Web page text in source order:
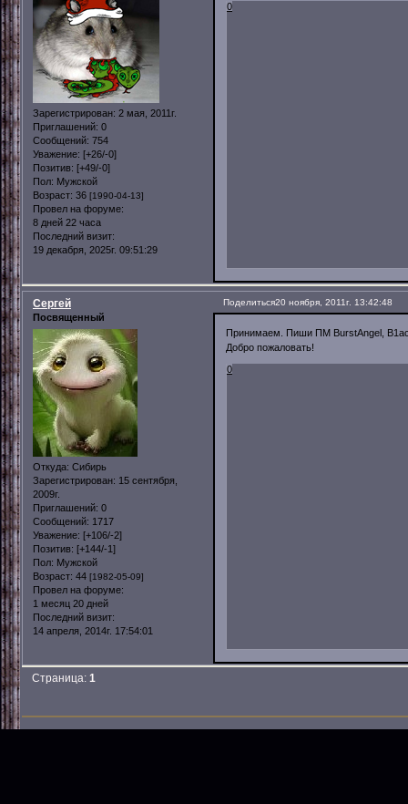
Зарегистрирован: 2 мая, 2011г.
Приглашений: 0
Сообщений: 754
Уважение: [+26/-0]
Позитив: [+49/-0]
Пол: Мужской
Возраст: 36 [1990-04-13]
Провел на форуме:
8 дней 22 часа
Последний визит:
19 декабря, 2025г. 09:51:29
0
Поделиться20 ноября, 2011г. 13:42:48
Сергей
Посвященный
Откуда: Сибирь
Зарегистрирован: 15 сентября,
2009г.
Приглашений: 0
Сообщений: 1717
Уважение: [+106/-2]
Позитив: [+144/-1]
Пол: Мужской
Возраст: 44 [1982-05-09]
Провел на форуме:
1 месяц 20 дней
Последний визит:
14 апреля, 2014г. 17:54:01
Принимаем. Пиши ПМ BurstAngel,
Добро пожаловать!
0
Страница:1